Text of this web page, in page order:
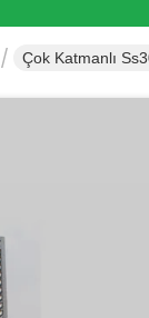
Çok Katmanlı